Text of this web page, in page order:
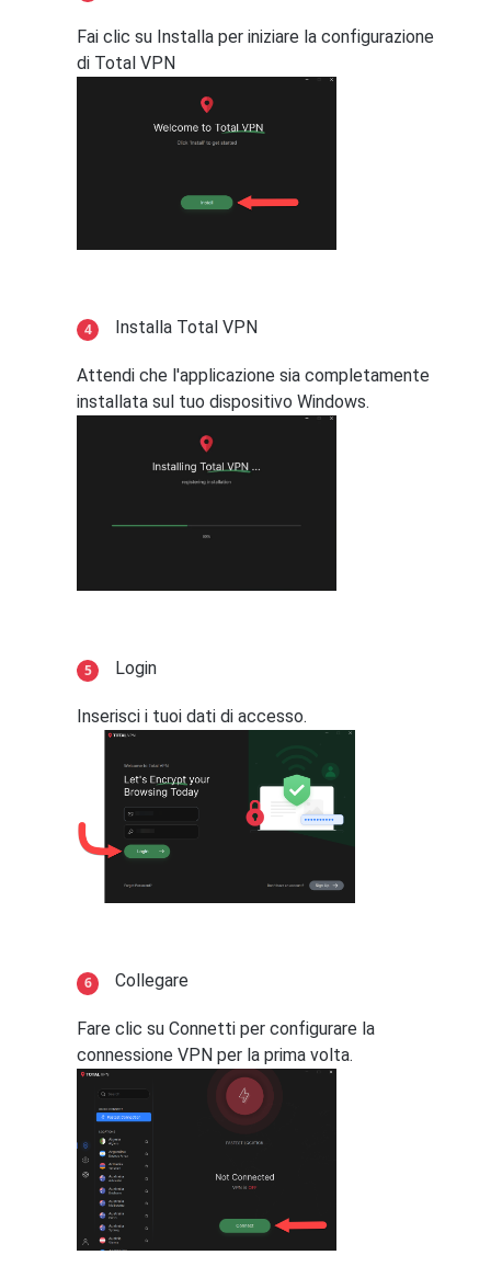
Fai clic su Installa per iniziare la configurazione
di Total VPN
Installa Total VPN
Attendi che l'applicazione sia completamente
installata sul tuo dispositivo Windows.
Login
Inserisci i tuoi dati di accesso.
Collegare
Fare clic su Connetti per configurare la
connessione VPN per la prima volta.